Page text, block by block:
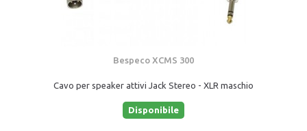
Bespeco XCMS 300
Cavo per speaker attivi Jack Stereo - XLR maschio
Disponibile